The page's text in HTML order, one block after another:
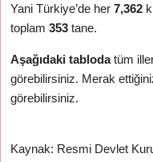
Yani Türkiye’de her7,362
toplam353 tane.
Aşağıdaki tablodatüm
görebilirsiniz. Merak
görebilirsiniz.
Kaynak: Resmi Devlet